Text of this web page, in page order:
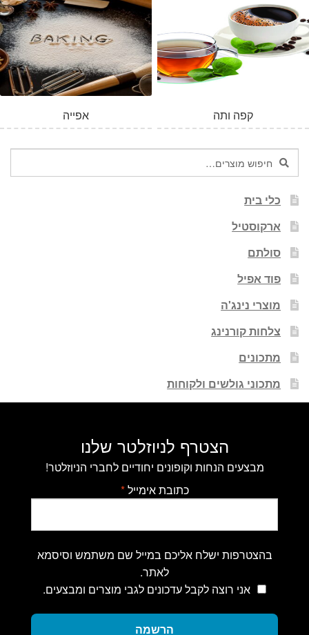
אפייה קפה ותה
חיפוש
עבור:
חיפוש
כלי בית
ארקוסטיל
סולתם
פוד אפיל
מוצרי נינג'ה
צלחות קורנינג
מתכונים
מתכוני גולשים ולקוחות
הצטרף לניוזלטר שלנו
מבצעים הנחות וקופונים יחודיים לחברי הניוזלטר!
כתובת אימייל*
בהצטרפות ישלח אליכם במייל שם משתמש וסיסמא
לאתר.
אני רוצה לקבל עדכונים לגבי מוצרים ומבצעים.
הרשמה